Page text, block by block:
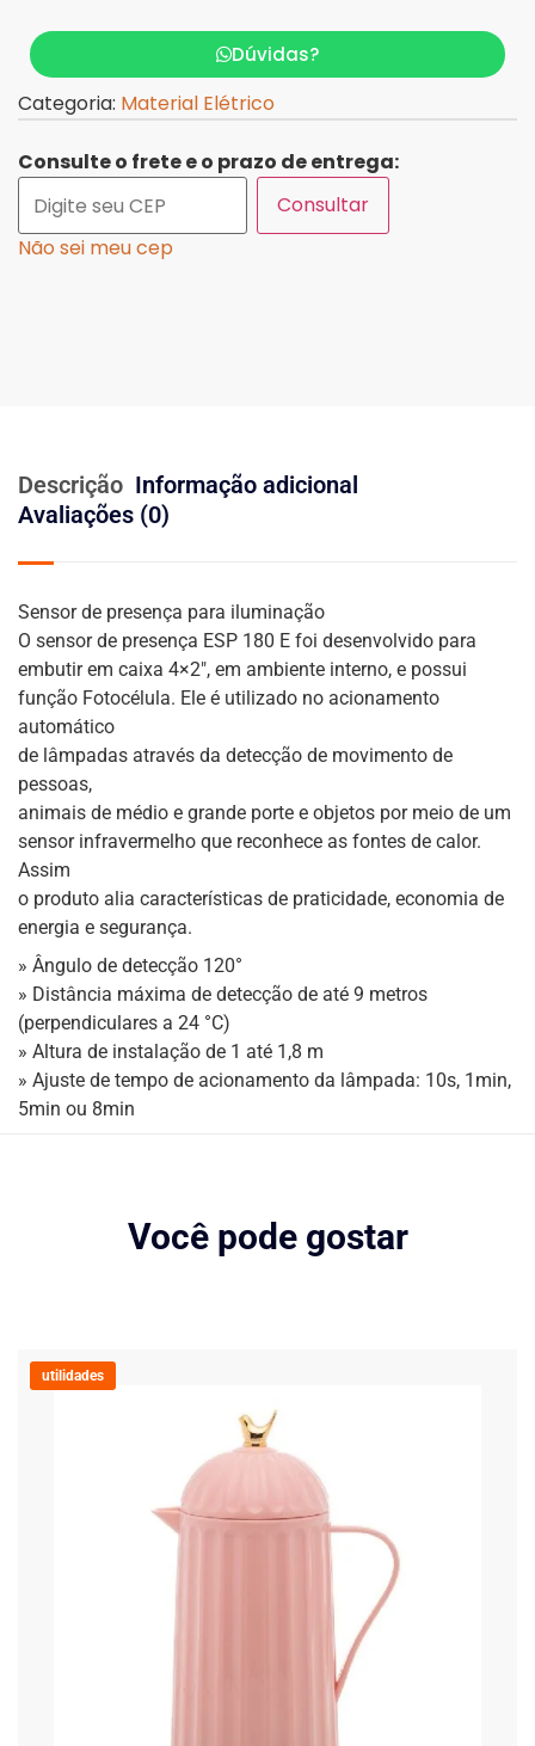
Dúvidas?
Categoria: Material Elétrico
Consulte o frete e o prazo de entrega:
Consultar
Não sei meu cep
Descrição Informação adicional
Avaliações (0)
Sensor de presença para iluminação
O sensor de presença ESP 180 E foi desenvolvido para
embutir em caixa 4×2″, em ambiente interno, e possui
função Fotocélula. Ele é utilizado no acionamento
automático
de lâmpadas através da detecção de movimento de
pessoas,
animais de médio e grande porte e objetos por meio de um
sensor infravermelho que reconhece as fontes de calor.
Assim
o produto alia características de praticidade, economia de
energia e segurança.
» Ângulo de detecção 120°
» Distância máxima de detecção de até 9 metros
(perpendiculares a 24 °C)
» Altura de instalação de 1 até 1,8 m
» Ajuste de tempo de acionamento da lâmpada: 10s, 1min,
5min ou 8min
Você pode gostar
utilidades